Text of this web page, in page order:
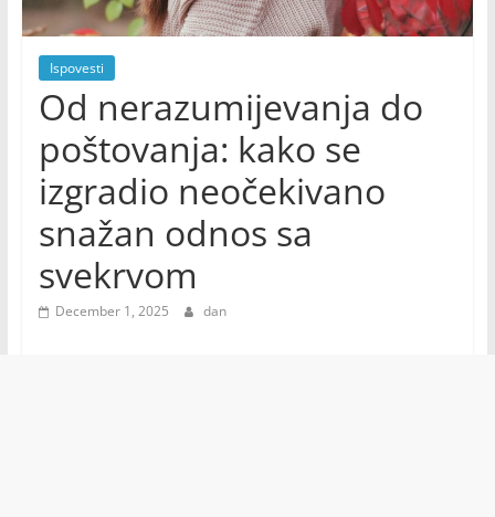
Ispovesti
Od nerazumijevanja do
poštovanja: kako se
izgradio neočekivano
snažan odnos sa
svekrvom
December 1, 2025 dan